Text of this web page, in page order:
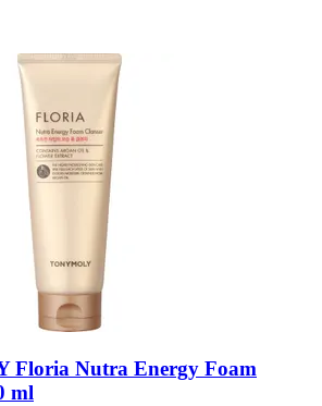
Floria Nutra Energy Foam
ml